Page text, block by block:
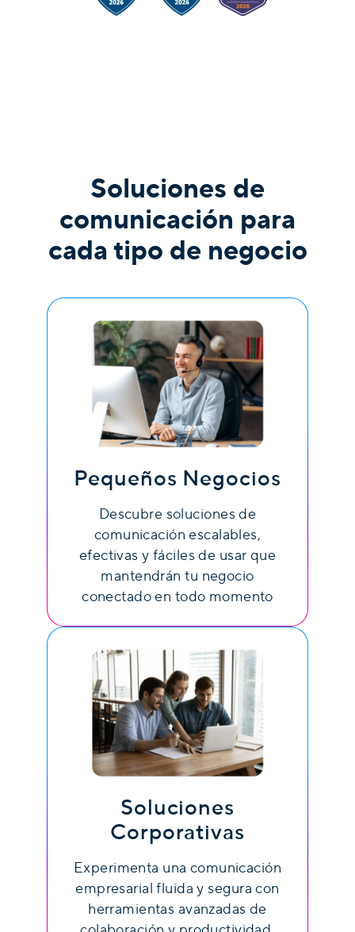
Soluciones de
comunicación para
cada tipo de negocio
Pequeños Negocios
Descubre soluciones de
comunicación escalables,
efectivas y fáciles de usar que
mantendrán tu negocio
conectado en todo momento
Soluciones
Corporativas
Experimenta una comunicación
empresarial fluida y segura con
herramientas avanzadas de